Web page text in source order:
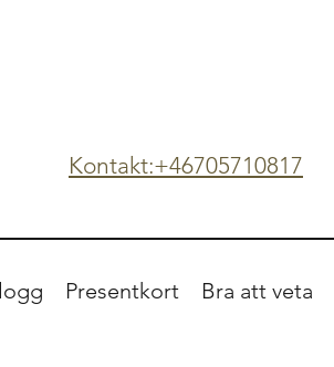
Kontakt:+46705710817
Presentkort Bra att veta